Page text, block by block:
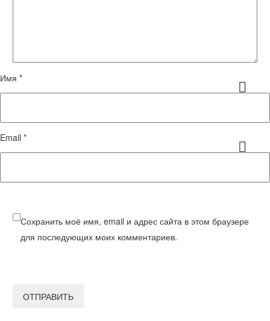
Имя *
Email *
Сохранить моё имя, email и адрес сайта в этом браузере
для последующих моих комментариев.
ОТПРАВИТЬ